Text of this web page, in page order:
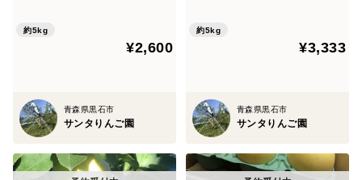
約5kg
¥2,600
青森県黒石市
サンタりんご園
約5kg
¥3,333
青森県黒石市
サンタりんご園